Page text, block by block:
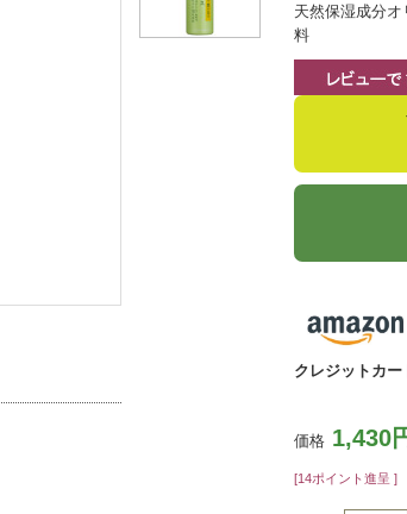
天然保湿成分
料
クレジットカ
価格 1,430
[14ポイント進呈 ]